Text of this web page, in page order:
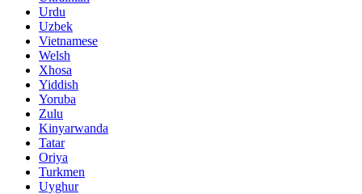
Urdu
Uzbek
Vietnamese
Welsh
Xhosa
Yiddish
Yoruba
Zulu
Kinyarwanda
Tatar
Oriya
Turkmen
Uyghur